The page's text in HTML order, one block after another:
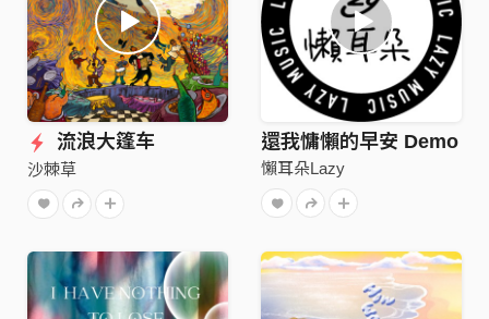
流浪大篷车
沙棘草
還我慵懶的早安 Demo
懶耳朵Lazy